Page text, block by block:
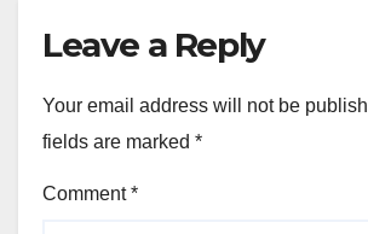
Leave a Reply
Your email address will not be
fields are marked *
Comment*